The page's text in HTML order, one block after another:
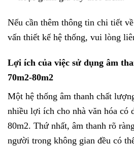
Nếu cần thêm thông tin chi tiết
vấn thiết kế hệ thống, vui lòng
Lợi ích của việc sử dụng âm
70m2-80m2
Một hệ thống âm thanh chất
nhiều lợi ích cho nhà văn hóa có
80m2. Thứ nhất, âm thanh rõ
người trong không gian đều có